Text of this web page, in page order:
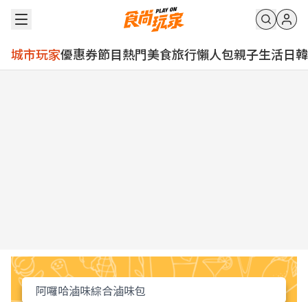
城市玩家優惠券節目熱門美食旅行懶人包親子生活日韓